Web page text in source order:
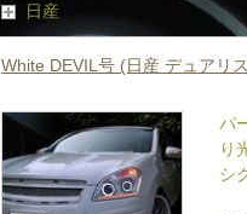
日産
White DEVIL号 (日産 デュアリ
パ
り
シ